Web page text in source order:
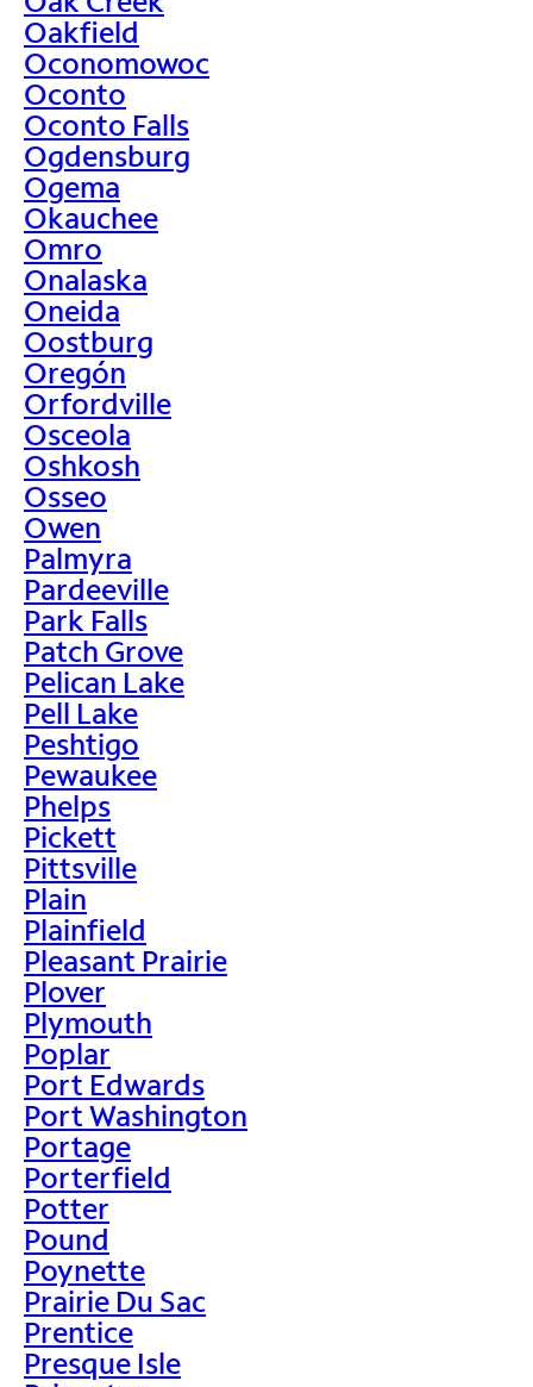
Oakfield
Oconomowoc
Oconto
Oconto Falls
Ogdensburg
Ogema
Okauchee
Omro
Onalaska
Oneida
Oostburg
Oregón
Orfordville
Osceola
Oshkosh
Osseo
Owen
Palmyra
Pardeeville
Park Falls
Patch Grove
Pelican Lake
Pell Lake
Peshtigo
Pewaukee
Phelps
Pickett
Pittsville
Plain
Plainfield
Pleasant Prairie
Plover
Plymouth
Poplar
Port Edwards
Port Washington
Portage
Porterfield
Potter
Pound
Poynette
Prairie Du Sac
Prentice
Presque Isle